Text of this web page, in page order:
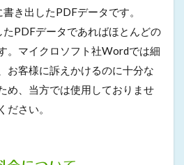
き出したPDFデータです。
PDFデータであればほとんどの
。マイクロソフト社Wordでは細
お客様に訴えかけるのに十分な
め、当方では使用しておりませ
ださい。